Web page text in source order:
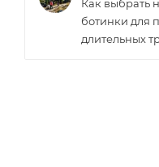
36.5
37.5
Как выбрать
ботинки для
длительных